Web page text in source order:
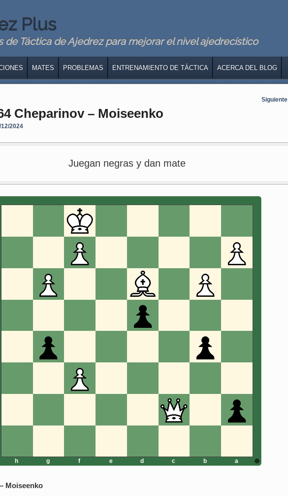
Plus
de Táctica de Ajedrez para mejorar el nivel ajedrecístico
CONTENT
CONTENT
MATES PROBLEMAS ENTRENAMIENTO DE TÁCTICA ACERCA DEL BLOG
entradas Siguiente
Cheparinov – Moiseenko
2024
Juegan negras y dan mate
h g f e d c b a
Moiseenko